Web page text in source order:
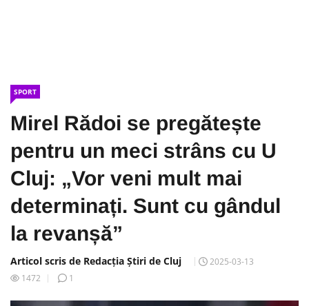
SPORT
Mirel Rădoi se pregătește
pentru un meci strâns cu U
Cluj: „Vor veni mult mai
determinați. Sunt cu gândul
la revanșă”
Articol scris de Redacția Știri de Cluj
2025-03-13
1472
1